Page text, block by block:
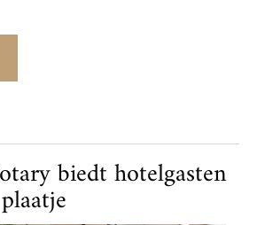
biedt hotelgasten